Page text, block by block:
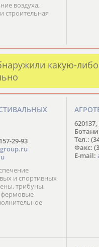
воздуха,
строительная
какую-
29-93
и спортивных
трибуны,
фермовые
Тел.:
Факс:
E-mail: